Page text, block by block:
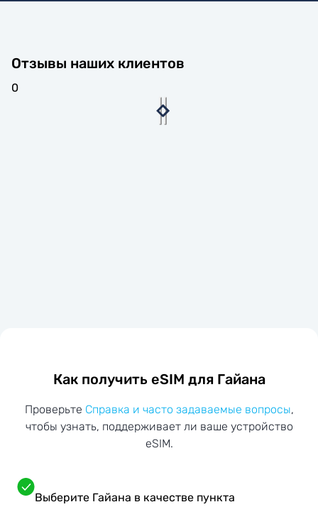
Отзывы наших клиентов
0
Как получить eSIM для Гайана
Проверьте Справка и часто задаваемые вопросы,
чтобы узнать, поддерживает ли ваше устройство
eSIM.
Выберите Гайана в качестве пункта